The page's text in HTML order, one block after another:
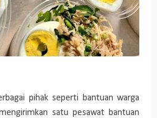
pihak seperti bantuan warga
satu pesawat bantuan